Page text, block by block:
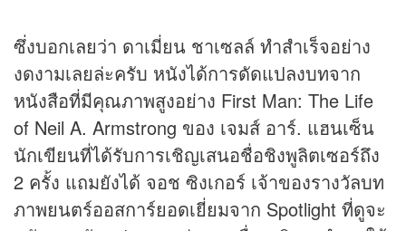
ซึ่งบอกเลยว่า ดาเมี่ยน ชาเซลล์ ทำสำเร็จอย่าง
งดงามเลยล่ะครับ หนังได้การดัดแปลงบทจาก
หนังสือที่มีคุณภาพสูงอย่าง First Man: The Life
of Neil A. Armstrong ของ เจมส์ อาร์. แฮนเซ็น
นักเขียนที่ได้รับการเชิญเสนอชื่อชิงพูลิตเซอร์ถึง
2 ครั้ง แถมยังได้ จอช ซิงเกอร์ เจ้าของรางวัลบท
ภาพยนตร์ออสการ์ยอดเยี่ยมจาก Spotlight ที่ดูจะ